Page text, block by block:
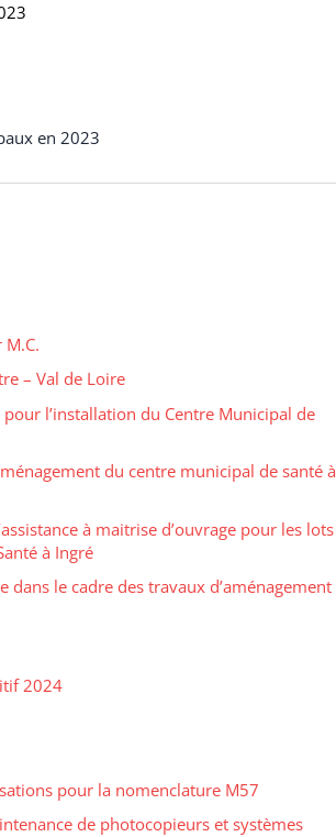
en 2023
– Val de Loire
l’installation du Centre Municipal de
du centre municipal de santé à
à maitrise d’ouvrage pour les lots
à Ingré
le cadre des travaux d’aménagement
2024
pour la nomenclature M57
de photocopieurs et systèmes